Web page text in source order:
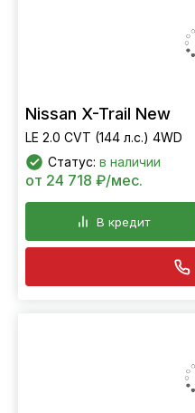
Nissan X-Trail New
LE 2.0 CVT (144 л.с.) 4WD
Статус: в наличии
от 24 718 ₽/мес.
В кредит